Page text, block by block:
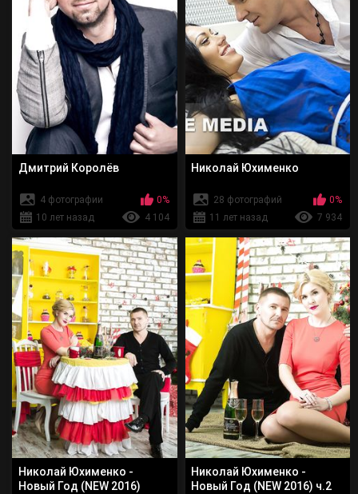
Дмитрий Королёв
4 фотографии
0%
10 лет назад
4 104
Николай Юхименко
28 фотографий
0%
11 лет назад
7 934
Николай Юхименко -
Новый Год (NEW 2016)
Николай Юхименко -
Новый Год (NEW 2016) ч.2